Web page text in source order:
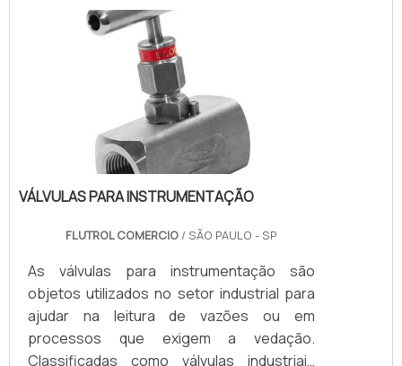
altíssima qualidade.Os fabricantes buscam
a excelência em sua produção e o mercado
consumidor exige procedimentos de
testes cada vez mais rigorosos.
VÁLVULAS PARA INSTRUMENTAÇÃO
FLUTROL COMERCIO / SÃO PAULO - SP
As válvulas para instrumentação são
objetos utilizados no setor industrial para
ajudar na leitura de vazões ou em
processos que exigem a vedação.
Classificadas como válvulas industriais